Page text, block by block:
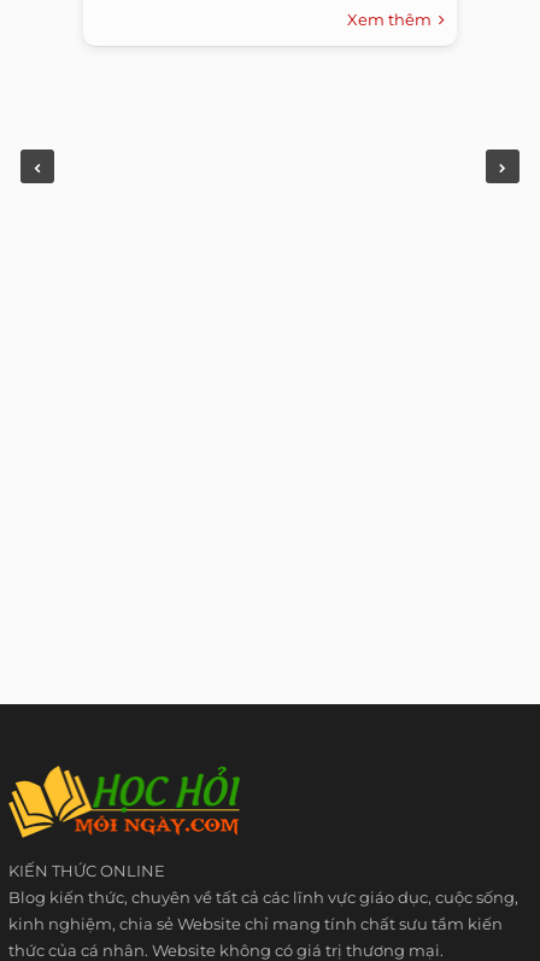
Xem thêm
KIẾN THỨC ONLINE
Blog kiến thức, chuyên về tất cả các lĩnh vực giáo dục, cuộc sống,
kinh nghiệm, chia sẻ Website chỉ mang tính chất sưu tầm kiến
thức của cá nhân. Website không có giá trị thương mại.